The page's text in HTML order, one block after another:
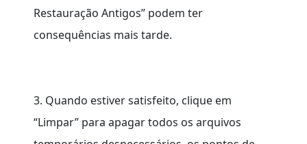
Restauração Antigos” podem ter
consequências mais tarde.
3. Quando estiver satisfeito, clique em
“Limpar” para apagar todos os arquivos